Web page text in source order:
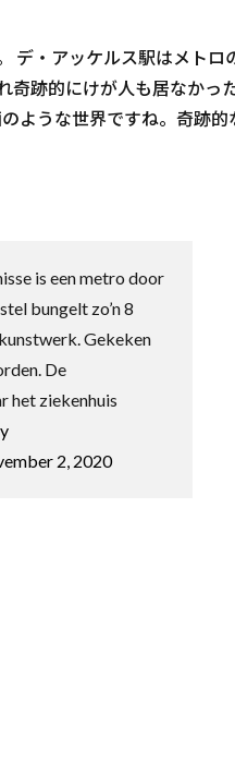
デ・アッケルス駅はメト
跡的にけが人も居なかっ
ような世界ですね。奇跡
is een metro door
bungelt zo’n 8
Gekeken
De
het ziekenhuis
2, 2020